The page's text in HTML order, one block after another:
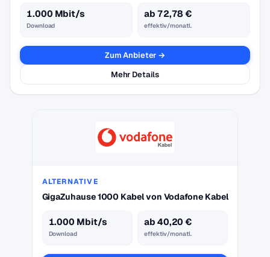
1.000 Mbit/s
Download
ab 72,78 €
effektiv/monatl.
Zum Anbieter →
Mehr Details
ALTERNATIVE
GigaZuhause 1000 Kabel von Vodafone Kabel
1.000 Mbit/s
Download
ab 40,20 €
effektiv/monatl.